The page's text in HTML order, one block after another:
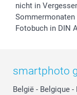
nicht in
Fotobuch in DIN
smartphoto
België - Belgique -